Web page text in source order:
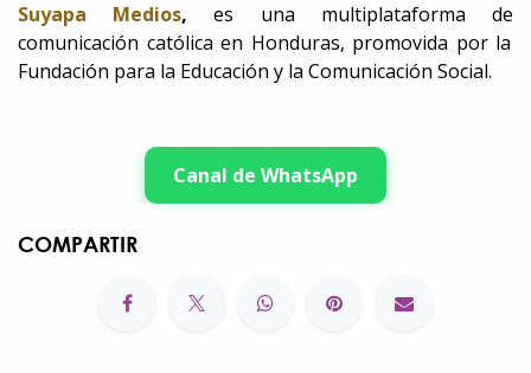
Suyapa Medios, es una multiplataforma de
comunicación católica en Honduras, promovida por la
Fundación para la Educación y la Comunicación Social.
Canal de WhatsApp
COMPARTIR